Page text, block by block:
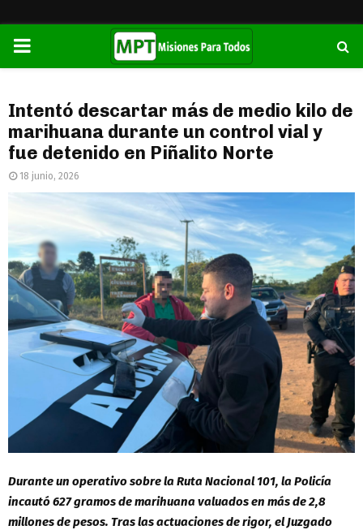
PRIMARY
Intentó descartar más de medio kilo de
marihuana durante un control vial y
fue detenido en Piñalito Norte
18 junio, 2026
Durante un operativo sobre la Ruta Nacional 101, la Policía
incautó 627 gramos de marihuana valuados en más de 2,8
millones de pesos. Tras las actuaciones de rigor, el Juzgado